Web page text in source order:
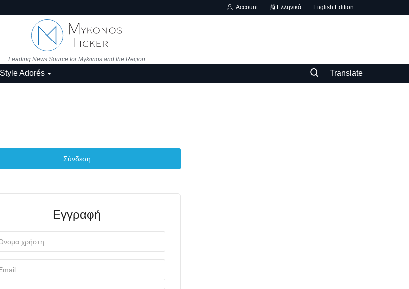
Account Ελληνικά English Edition
Leading News Source for Mykonos and the Region
Style Adorés Translate
Σύνδεση
Εγγραφή